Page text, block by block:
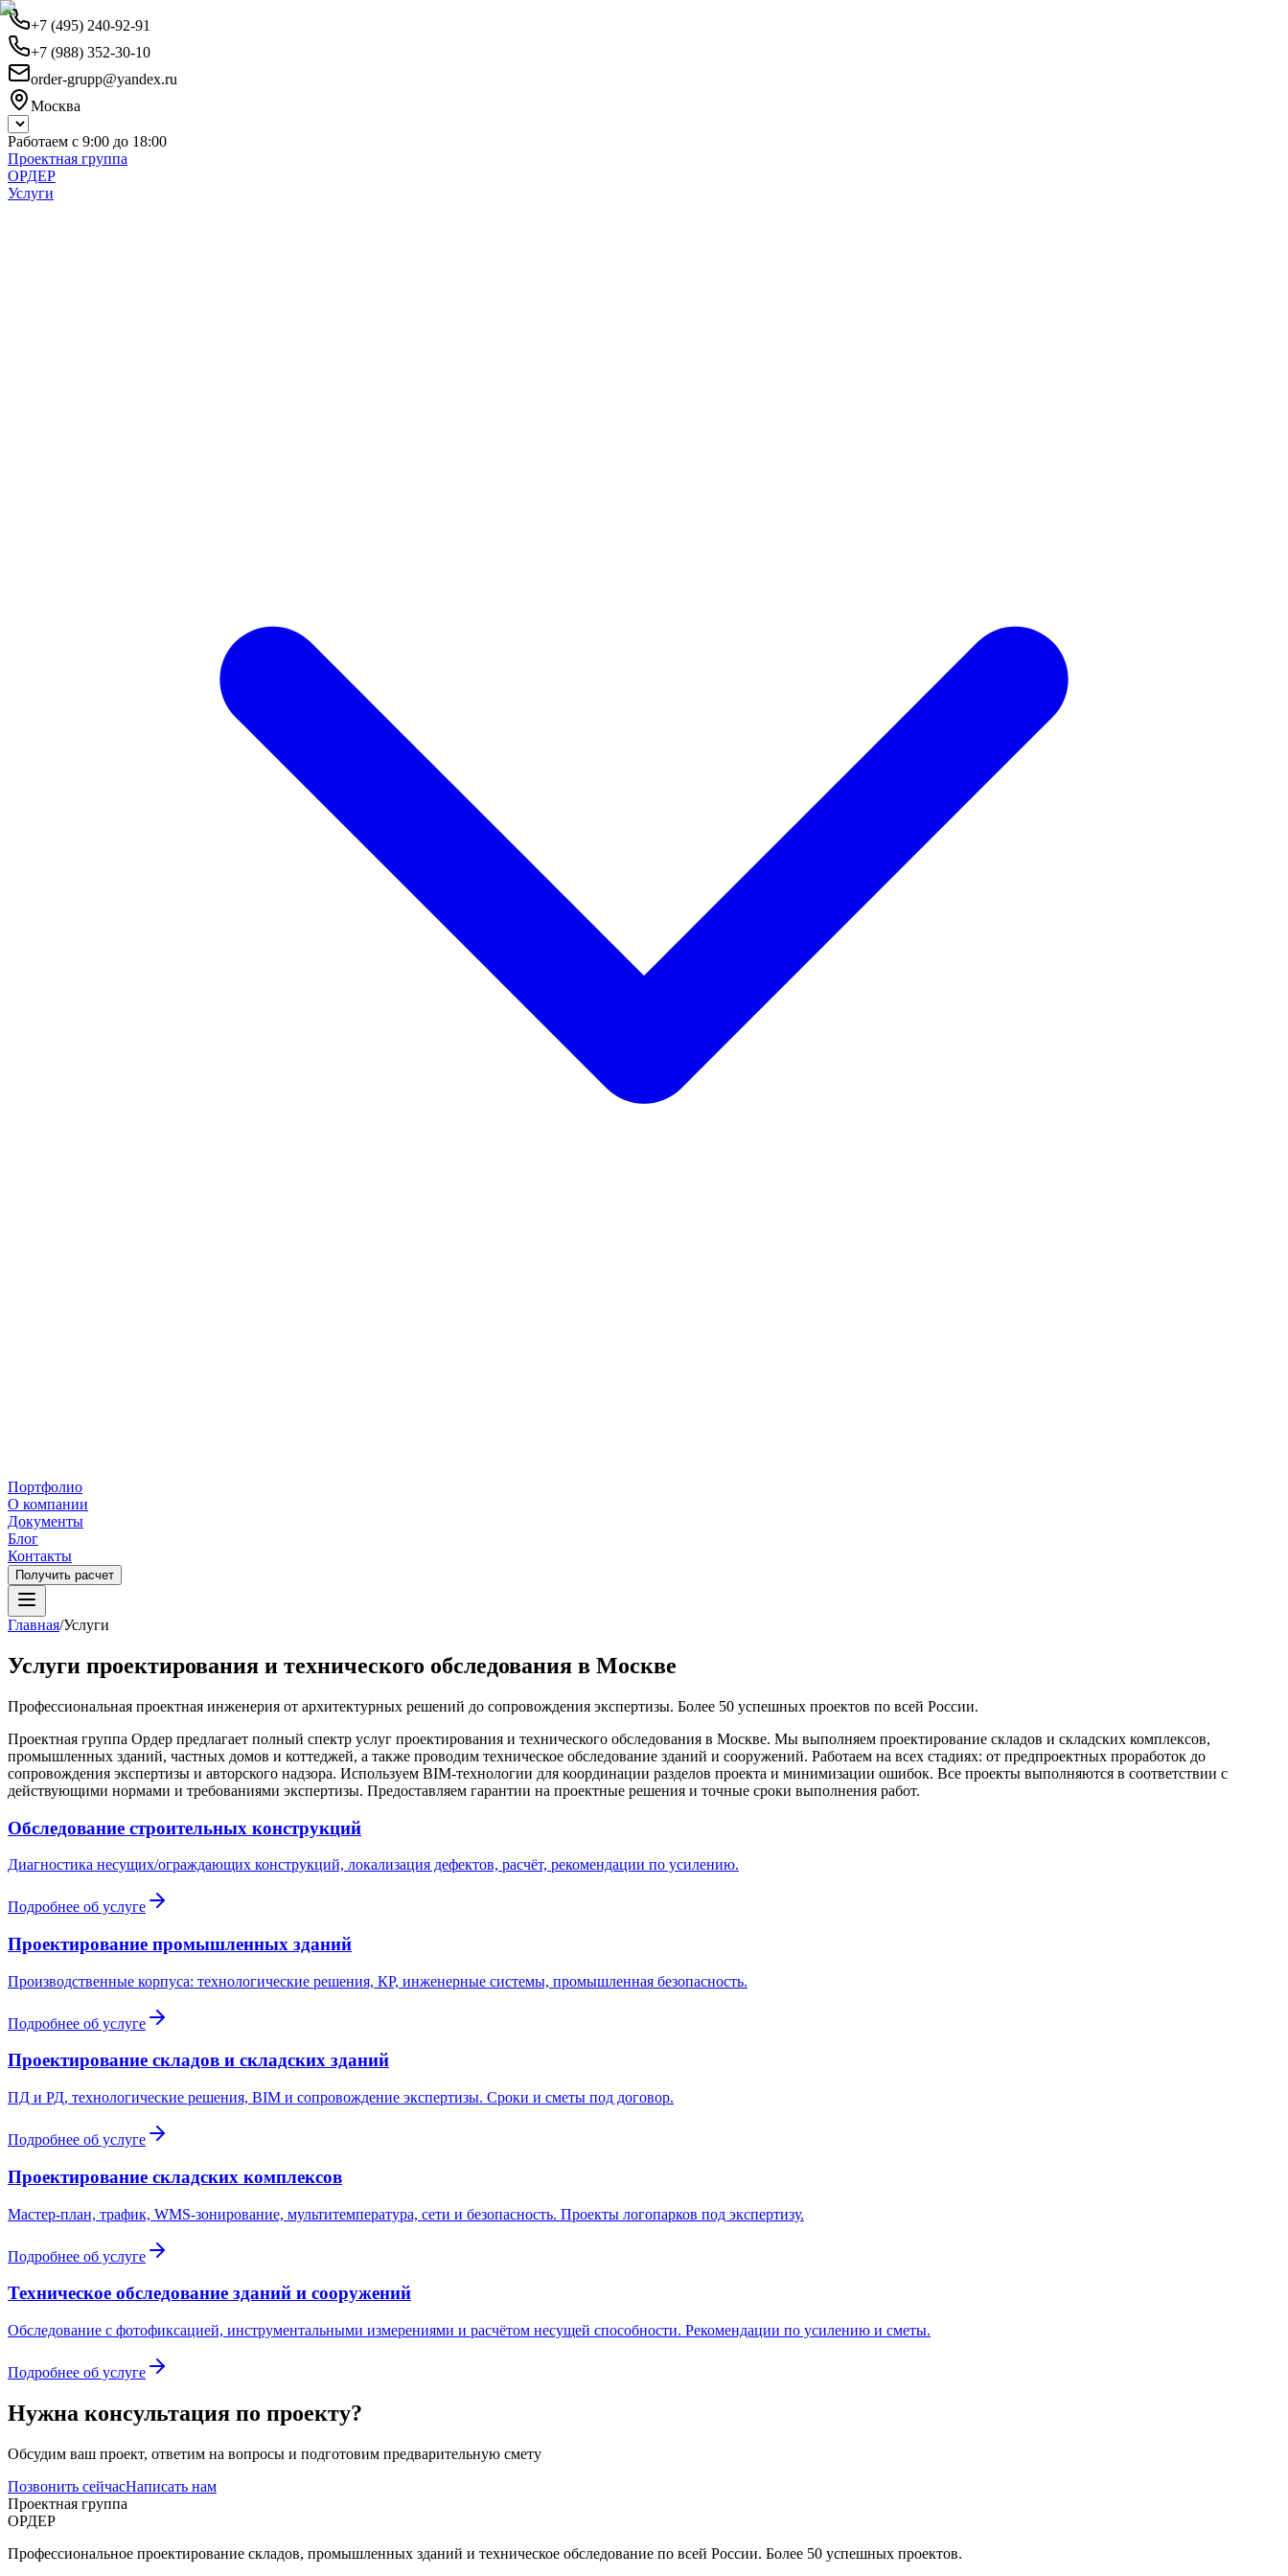
+7 (495) 240-92-91
+7 (988) 352-30-10
order-grupp@yandex.ru
Москва
Работаем с 9:00 до 18:00
Проектная группа
ОРДЕР
Услуги
Портфолио
О компании
Документы
Блог
Контакты
Получить расчет
Главная/Услуги
Услуги проектирования и технического обследования в Москве
Профессиональная проектная инженерия от архитектурных решений до сопровождения экспертизы. Более 50 успешных проектов по всей России.
Проектная группа Ордер предлагает полный спектр услуг проектирования и технического обследования в Москве. Мы выполняем проектирование складов и складских комплексов,
промышленных зданий, частных домов и коттеджей, а также проводим техническое обследование зданий и сооружений. Работаем на всех стадиях: от предпроектных проработок до
сопровождения экспертизы и авторского надзора. Используем BIM-технологии для координации разделов проекта и минимизации ошибок. Все проекты выполняются в соответствии с
действующими нормами и требованиями экспертизы. Предоставляем гарантии на проектные решения и точные сроки выполнения работ.
Обследование строительных конструкций
Диагностика несущих/ограждающих конструкций, локализация дефектов, расчёт, рекомендации по усилению.
Подробнее об услуге
Проектирование промышленных зданий
Производственные корпуса: технологические решения, КР, инженерные системы, промышленная безопасность.
Подробнее об услуге
Проектирование складов и складских зданий
ПД и РД, технологические решения, BIM и сопровождение экспертизы. Сроки и сметы под договор.
Подробнее об услуге
Проектирование складских комплексов
Мастер-план, трафик, WMS-зонирование, мультитемпература, сети и безопасность. Проекты логопарков под экспертизу.
Подробнее об услуге
Техническое обследование зданий и сооружений
Обследование с фотофиксацией, инструментальными измерениями и расчётом несущей способности. Рекомендации по усилению и сметы.
Подробнее об услуге
Нужна консультация по проекту?
Обсудим ваш проект, ответим на вопросы и подготовим предварительную смету
Позвонить сейчасНаписать нам
Проектная группа
ОРДЕР
Профессиональное проектирование складов, промышленных зданий и техническое обследование по всей России. Более 50 успешных проектов.